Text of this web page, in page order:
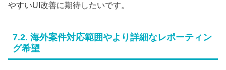
やすいUI改善に期待したいです。
7.2. 海外案件対応範囲やより詳細なレポーティン
グ希望